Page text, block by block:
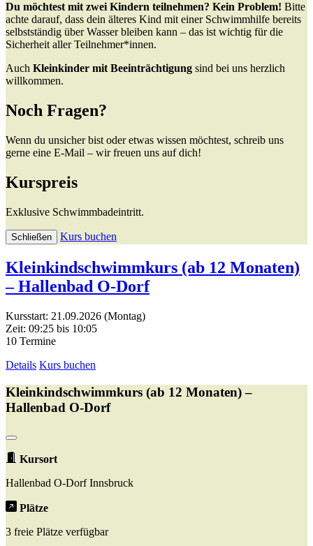
Du möchtest mit zwei Kindern teilnehmen? Kein Problem! Bitte
achte darauf, dass dein älteres Kind mit einer Schwimmhilfe bereits
selbstständig über Wasser bleiben kann – das ist wichtig für die
Sicherheit aller Teilnehmer*innen.
Auch Kleinkinder mit Beeinträchtigung sind bei uns herzlich
willkommen.
Noch Fragen?
Wenn du unsicher bist oder etwas wissen möchtest, schreib uns
gerne eine E-Mail – wir freuen uns auf dich!
Kurspreis
Exklusive Schwimmbadeintritt.
Schließen Kurs buchen
Kleinkindschwimmkurs (ab 12 Monaten)
– Hallenbad O-Dorf
Kursstart: 21.09.2026 (Montag)
Zeit: 09:25 bis 10:05
10 Termine
Details Kurs buchen
Kleinkindschwimmkurs (ab 12 Monaten) –
Hallenbad O-Dorf
Kursort
Hallenbad O-Dorf Innsbruck
Plätze
3 freie Plätze verfügbar